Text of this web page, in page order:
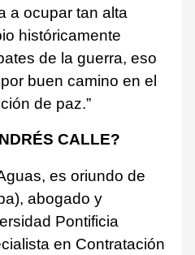
a ocupar tan alta
históricamente
de la guerra, eso
buen camino en el
de paz.”
CALLE?
es oriundo de
abogado y
Pontificia
en Contratación